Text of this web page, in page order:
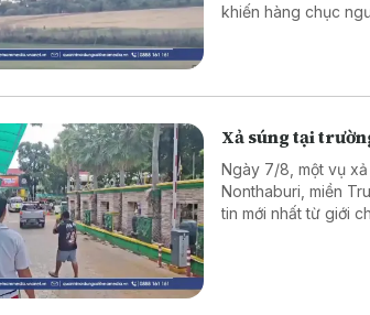
khiến hàng chục
Xả súng tại
Ngày 7/8, một vụ
Nonthaburi, miền
tin mới nhất từ giới